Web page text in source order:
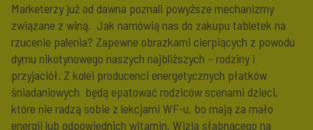
Marketerzy już od dawna poznali powyższe mechanizmy
związane z winą. Jak namówią nas do zakupu tabletek na
rzucenie palenia? Zapewne obrazkami cierpiących z powodu
dymu nikotynowego naszych najbliższych – rodziny i
przyjaciół. Z kolei producenci energetycznych płatków
śniadaniowych będą epatować rodziców scenami dzieci,
które nie radzą sobie z lekcjami WF-u, bo mają za mało
energii lub odpowiednich witamin. Wizja słabnącego na